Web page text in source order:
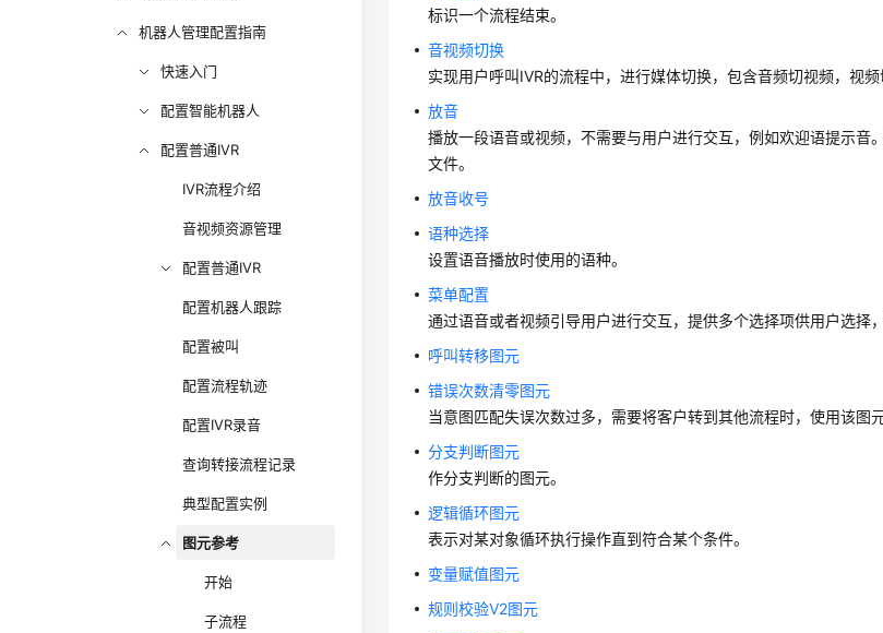
机器人管理配置指南
快速入门
配置智能机器人
配置普通IVR
IVR流程介绍
音视频资源管理
配置普通IVR
配置机器人跟踪
配置被叫
配置流程轨迹
配置IVR录音
查询转接流程记录
典型配置实例
图元参考
开始
子流程
标识一个流程结束。
音视频切换
实现用户呼叫IVR的流程中，进行媒体切换，包含音频切视频，视频
放音
播放一段语音或视频，不需要与用户进行交互，例如欢迎语提示
文件。
放音收号
语种选择
设置语音播放时使用的语种。
菜单配置
通过语音或者视频引导用户进行交互，提供多个选择项供用户选择
呼叫转移图元
错误次数清零图元
当意图匹配失误次数过多，需要将客户转到其他流程时，使用该图
分支判断图元
作分支判断的图元。
逻辑循环图元
表示对某对象循环执行操作直到符合某个条件。
变量赋值图元
规则校验V2图元